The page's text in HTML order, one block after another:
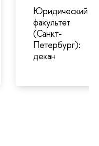
Юридический
факультет
(Санкт-
Петербург):
декан